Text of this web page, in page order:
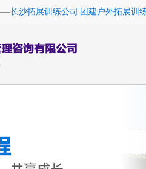
长沙拓展训练公司|团建户外拓展训